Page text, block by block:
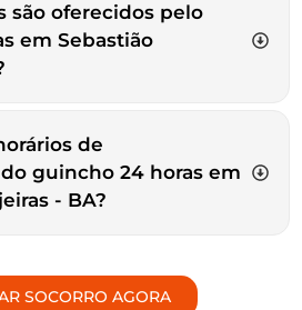
são oferecidos pelo
em Sebastião
de
guincho 24 horas em
- BA?
SOCORRO AGORA